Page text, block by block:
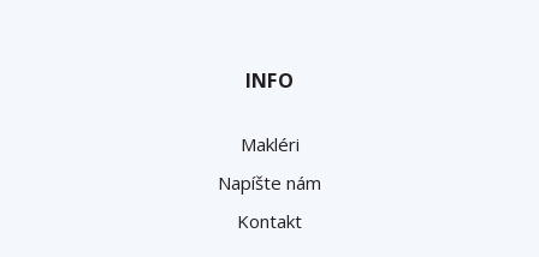
INFO
Makléri
Napíšte nám
Kontakt